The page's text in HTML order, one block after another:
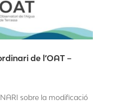
de l’OAT –
sobre la modificació